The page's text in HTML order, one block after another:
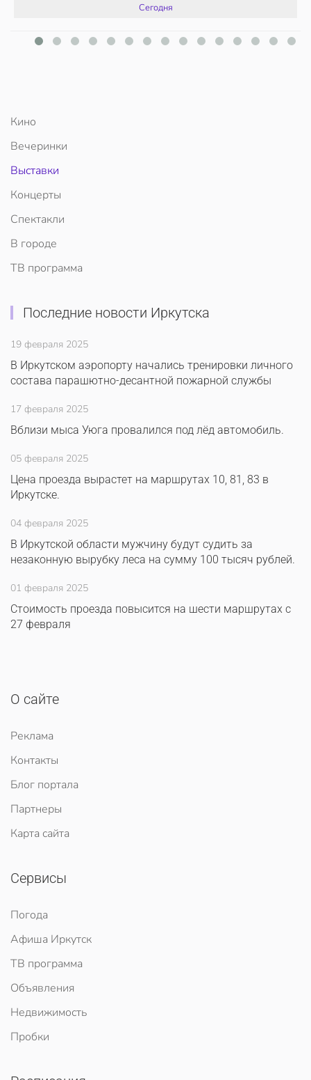
Сегодня
Кино
Вечеринки
Выставки
Концерты
Спектакли
В городе
ТВ программа
Последние новости Иркутска
19 февраля 2025
В Иркутском аэропорту начались тренировки личного
состава парашютно-десантной пожарной службы
17 февраля 2025
Вблизи мыса Уюга провалился под лёд автомобиль.
05 февраля 2025
Цена проезда вырастет на маршрутах 10, 81, 83 в
Иркутске.
04 февраля 2025
В Иркутской области мужчину будут судить за
незаконную вырубку леса на сумму 100 тысяч рублей.
01 февраля 2025
Стоимость проезда повысится на шести маршрутах с
27 февраля
О сайте
Реклама
Контакты
Блог портала
Партнеры
Карта сайта
Сервисы
Погода
Афиша Иркутск
ТВ программа
Объявления
Недвижимость
Пробки